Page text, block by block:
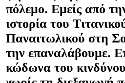
πόλεμο. Εμείς από
ιστορία του
Παναιτωλικού στη
την επαναλάβουμε.
κώδωνα του